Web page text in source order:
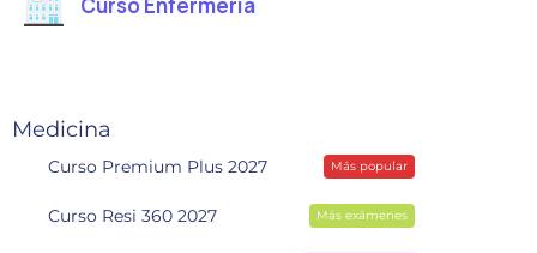
Curso Enfermería
Medicina
Curso Premium Plus 2027 Más popular
Curso Resi 360 2027 Más exámenes